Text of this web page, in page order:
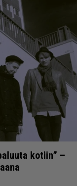
kotiin” –